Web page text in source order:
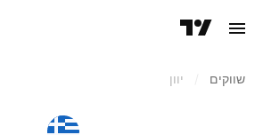
שווקים יוון